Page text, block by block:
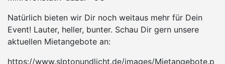
Natürlich bieten wir Dir noch weitaus mehr für Dein
Event! Lauter, heller, bunter. Schau Dir gern unsere
aktuellen Mietangebote an:
https://www.slptonundlicht.de/images/Mietangebote.p